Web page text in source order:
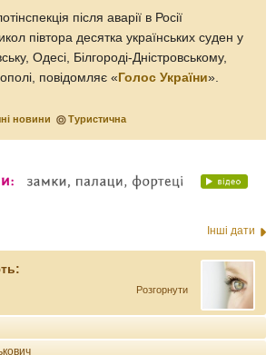
після аварії в Росії
півтора десятка українських суден у
Одесі, Білгороді-Дністровському,
повідомляє «Голос України».
новини Туристична
Інші дати
Розгорнути